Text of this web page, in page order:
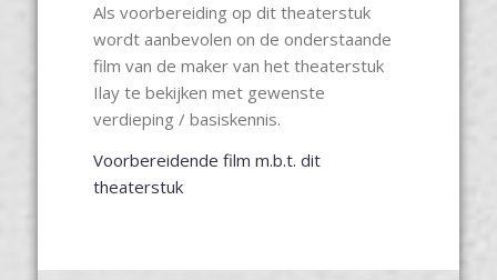
Als voorbereiding op dit theaterstuk
wordt aanbevolen on de onderstaande
film van de maker van het theaterstuk
Ilay te bekijken met gewenste
verdieping / basiskennis.
Voorbereidende film m.b.t. dit
theaterstuk